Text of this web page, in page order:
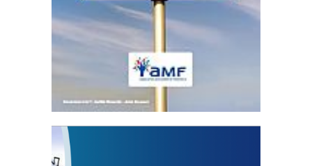
Statut de l’élu local
3 avril 2024